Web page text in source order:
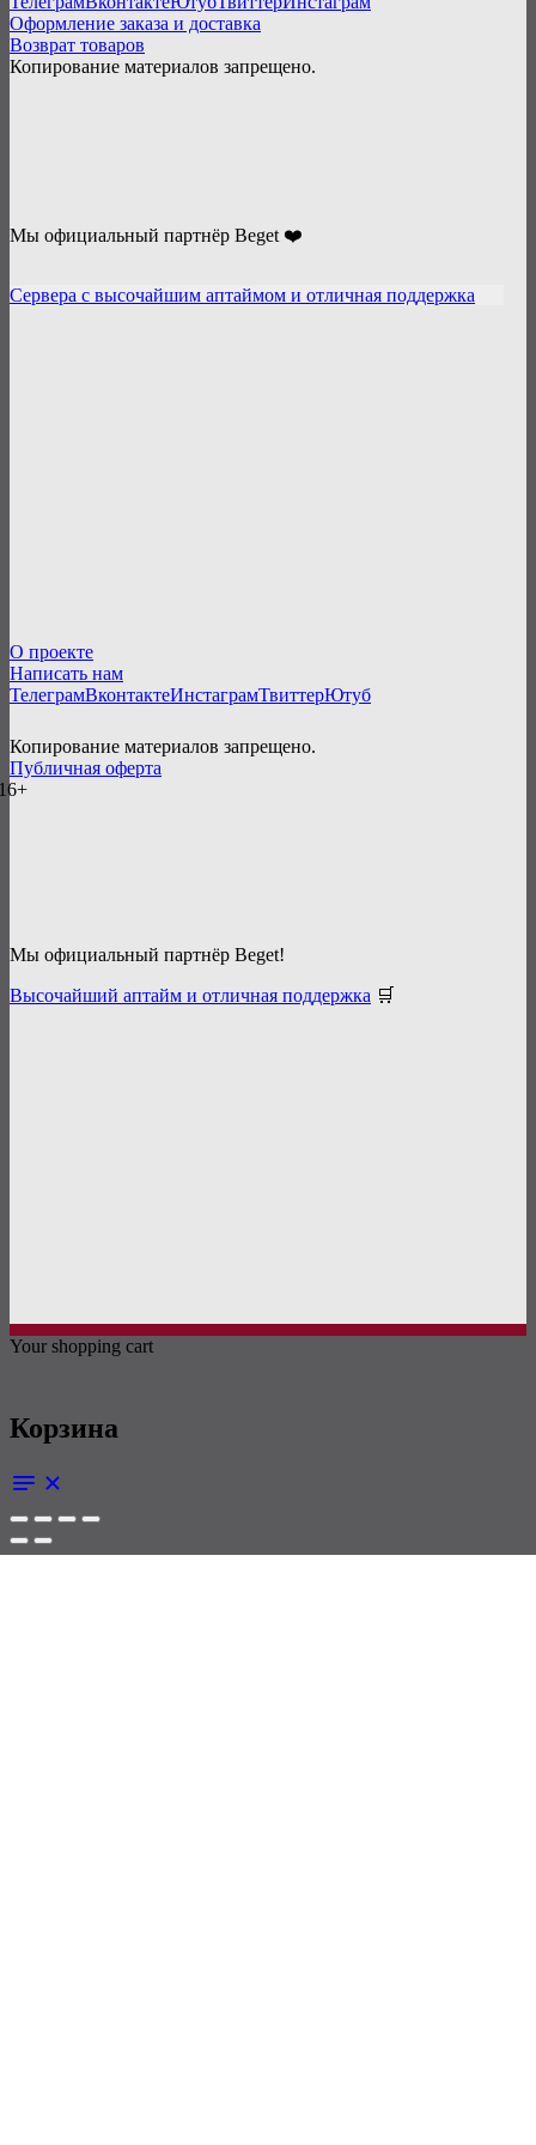
Оформление заказа и доставка
Возврат товаров
Копирование материалов запрещено.
Мы официальный партнёр Beget ❤️
Сервера с высочайшим аптаймом и отличная поддержка
О проекте
Написать нам
ТелеграмВконтактеИнстаграмТвиттерЮтуб
Копирование материалов запрещено.
Публичная оферта
Мы официальный партнёр Beget!
Высочайший аптайм и отличная поддержка 🛒
Your shopping cart
Корзина